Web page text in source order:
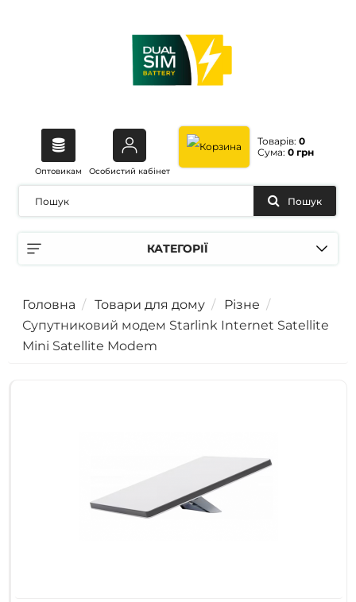
Оптовикам Особистий кабінет
Товарів: 0
Сума: 0 грн
КАТЕГОРІЇ
Пошук
Головна Товари для дому
Різне
Супутниковий модем Starlink Internet Satellite
Mini Satellite Modem